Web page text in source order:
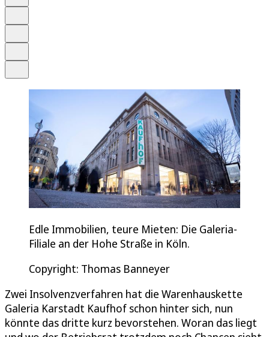
Edle Immobilien, teure Mieten: Die Galeria-
Filiale an der Hohe Straße in Köln.
Copyright: Thomas Banneyer
Zwei Insolvenzverfahren hat die Warenhauskette
Galeria Karstadt Kaufhof schon hinter sich, nun
könnte das dritte kurz bevorstehen. Woran das liegt